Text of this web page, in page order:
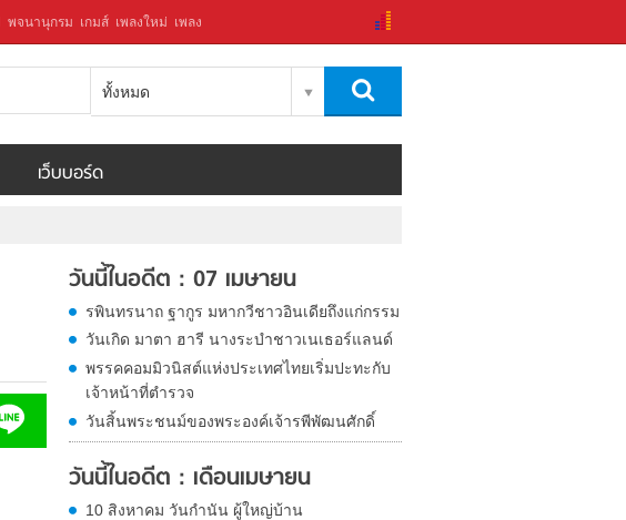
พจนานุกรม เกมส์ เพลงใหม่ เพลง
ทั้งหมด
เว็บบอร์ด
วันนี้ในอดีต : 07 เมษายน
รพินทรนาถ ฐากูร มหากวีชาวอินเดียถึงแก่กรรม
วันเกิด มาตา ฮารี นางระบำชาวเนเธอร์แลนด์
พรรคคอมมิวนิสต์แห่งประเทศไทยเริ่มปะทะกับ
เจ้าหน้าที่ตำรวจ
วันสิ้นพระชนม์ของพระองค์เจ้ารพีพัฒนศักดิ์
วันนี้ในอดีต : เดือนเมษายน
10 สิงหาคม วันกำนัน ผู้ใหญ่บ้าน